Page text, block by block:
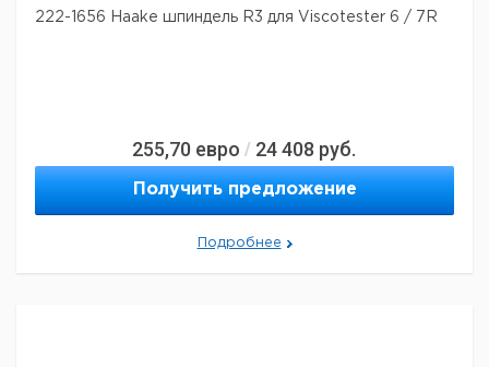
222-1656 Haake шпиндель R3 для Viscotester 6 / 7R
255,70 евро / 24 408 руб.
Получить предложение
Подробнее